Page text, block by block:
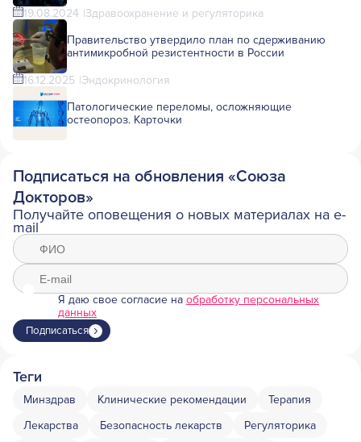
19.08.2024 Здравоохранение и регуляторика
Правительство утвердило план по сдерживанию
антимикробной резистентности в России
16.12.2025 Эндокринология
Патологические переломы, осложняющие
остеопороз. Карточки
Подписаться на обновления «Союза
Докторов»
Получайте оповещения о новых материалах на e-
mail
Я даю свое согласие на обработку персональных
данных
Подписаться
Теги
Минздрав Клинические рекомендации
Терапия
Лекарства
Безопасность лекарств
Регуляторика